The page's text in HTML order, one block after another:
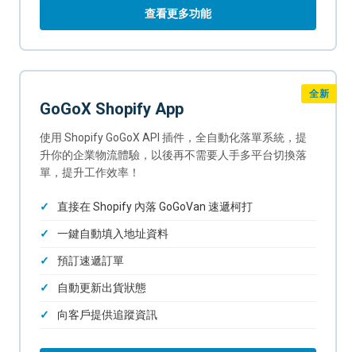
查看更多功能
全新
GoGoX Shopify App
使用 Shopify GoGoX API 插件，全自動化落單系統，提
升你的企業物流體驗，以後再不需要人手多平台切換落
單，提升工作效率！
直接在 Shopify 內落 GoGoVan 速遞柯打
一鍵自動填入地址資料
預訂速遞訂單
自動更新出貨狀態
向客戶提供追蹤資訊